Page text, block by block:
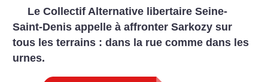
Le Collectif Alternative libertaire Seine-
Saint-Denis appelle à affronter Sarkozy sur
tous les terrains : dans la rue comme dans les
urnes.